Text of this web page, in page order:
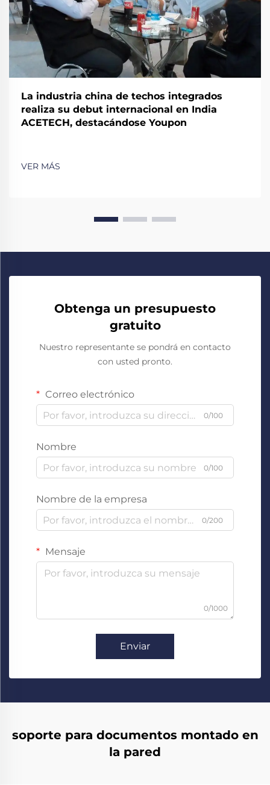
La industria china de techos integrados
realiza su debut internacional en India
ACETECH, destacándose Youpon
VER MÁS
Obtenga un presupuesto
gratuito
Nuestro representante se pondrá en contacto
con usted pronto.
Correo electrónico
0/100
Nombre
0/100
Nombre de la empresa
0/200
Mensaje
0/1000
Enviar
soporte para documentos montado en
la pared